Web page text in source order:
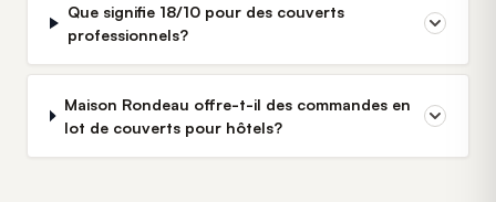
Que signifie 18/10 pour des couverts
professionnels?
Maison Rondeau offre-t-il des commandes en
lot de couverts pour hôtels?